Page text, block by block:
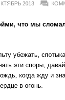
2013
что мы
убежать,
эти споры,
когда жду и
в огонь.